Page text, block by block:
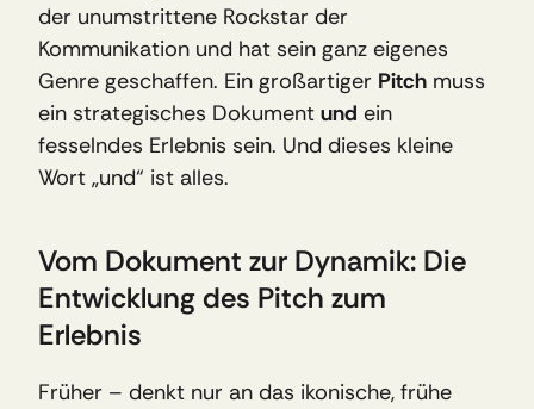
der unumstrittene Rockstar der
Kommunikation und hat sein ganz eigenes
Genre geschaffen. Ein großartiger Pitch muss
ein strategisches Dokument und ein
fesselndes Erlebnis sein. Und dieses kleine
Wort „und“ ist alles.
Vom Dokument zur Dynamik: Die
Entwicklung des Pitch zum
Erlebnis